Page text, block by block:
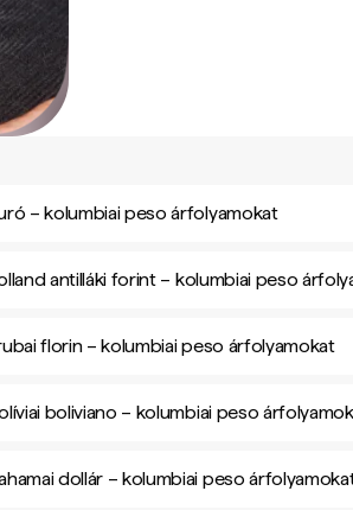
– kolumbiai peso árfolyamokat
antilláki forint – kolumbiai peso
florin – kolumbiai peso árfolyamokat
boliviano – kolumbiai peso
dollár – kolumbiai peso